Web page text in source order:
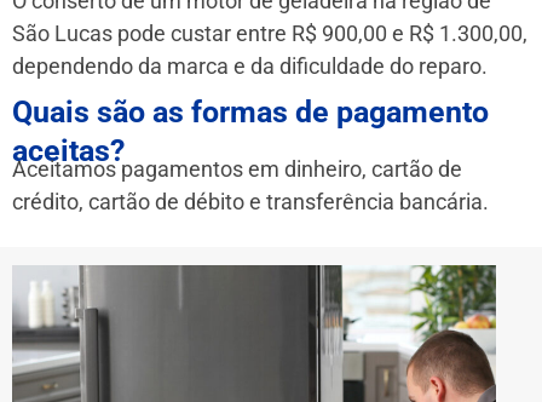
São Lucas pode custar entre R$ 900,00 e R$ 1.300,00,
dependendo da marca e da dificuldade do reparo.
Quais são as formas de pagamento
aceitas?
Aceitamos pagamentos em dinheiro, cartão de
crédito, cartão de débito e transferência bancária.